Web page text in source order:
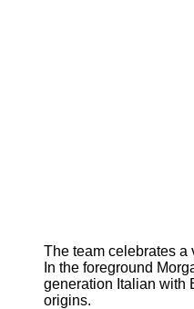
The team celebrates a
In the foreground
generation Italian with
origins.